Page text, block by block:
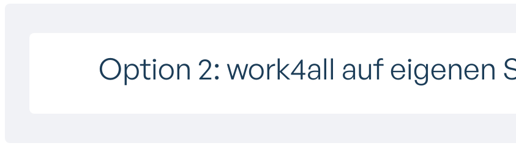
Option 2: work4all auf eigenen